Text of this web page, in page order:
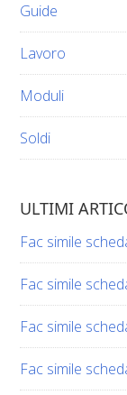
Guide
Lavoro
Moduli
Soldi
ULTIMI
Fac simile
Fac simile
Fac simile
Fac simile